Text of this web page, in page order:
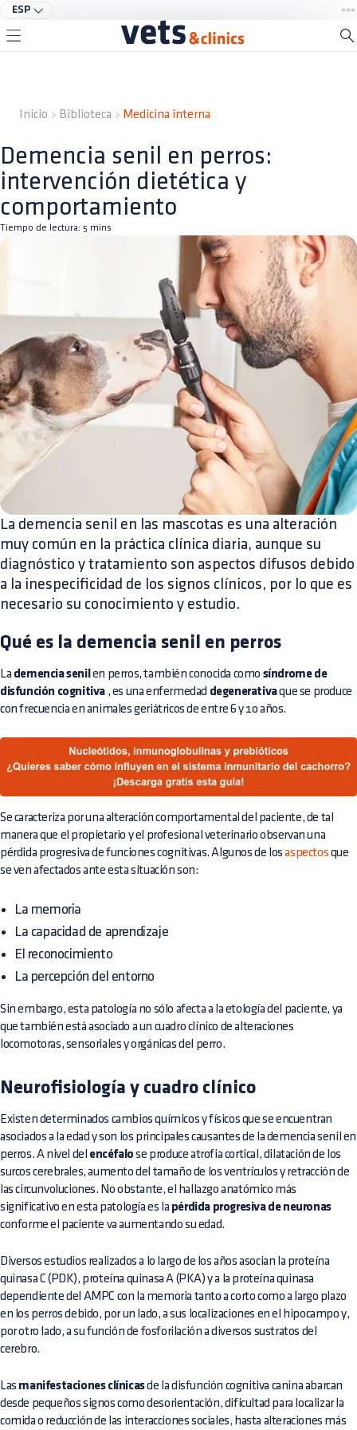
ESP
Inicio Biblioteca Medicina interna
Demencia senil en perros:
intervención dietética y
comportamiento
Tiempo de lectura: 5 mins
La demencia senil en las mascotas es una alteración
muy común en la práctica clínica diaria, aunque su
diagnóstico y tratamiento son aspectos difusos debido
a la inespecificidad de los signos clínicos, por lo que es
necesario su conocimiento y estudio.
Qué es la demencia senil en perros
La demencia senil en perros, también conocida como síndrome de
disfunción cognitiva , es una enfermedad degenerativaque se produce
con frecuencia en animales geriátricos de entre 6 y 10 años.
Se caracteriza por una alteración comportamental del paciente, de tal
manera que el propietario y el profesional veterinario observan una
pérdida progresiva de funciones cognitivas. Algunos de losaspectos que
se ven afectados ante esta situación son:
La memoria
La capacidad de aprendizaje
El reconocimiento
La percepción del entorno
Sin embargo, esta patología no sólo afecta a la etología del paciente, ya
que también está asociado a un cuadro clínico de alteraciones
locomotoras, sensoriales y orgánicas del perro.
Neurofisiología y cuadro clínico
Existen determinados cambios químicos y físicos que se encuentran
asociados a la edad y son los principales causantes de la demencia senil en
perros. A nivel del encéfalo se produce atrofia cortical, dilatación de los
surcos cerebrales, aumento del tamaño de los ventrículos y retracción de
las circunvoluciones. No obstante, el hallazgo anatómico más
significativo en esta patología es la pérdida progresiva de neuronas
conforme el paciente va aumentando su edad.
Diversos estudios realizados a lo largo de los años asocian la proteína
quinasa C (PDK), proteína quinasa A (PKA) y a la proteína quinasa
dependiente del AMPC con la memoria tanto a corto como a largo plazo
en los perros debido, por un lado, a sus localizaciones en el hipocampo y,
por otro lado, a su función de fosforilación a diversos sustratos del
cerebro.
Las manifestaciones clínicasde la disfunción cognitiva canina abarcan
desde pequeños signos como desorientación, dificultad para localizar la
comida o reducción de las interacciones sociales, hasta alteraciones más